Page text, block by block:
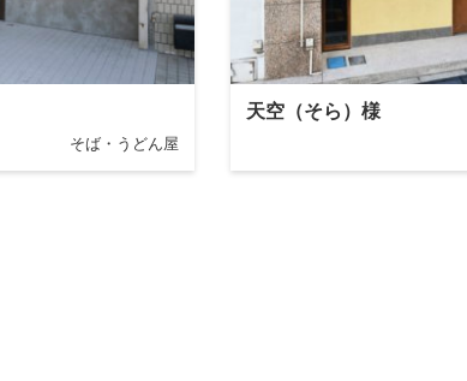
そば・うどん屋
天空（そら）様